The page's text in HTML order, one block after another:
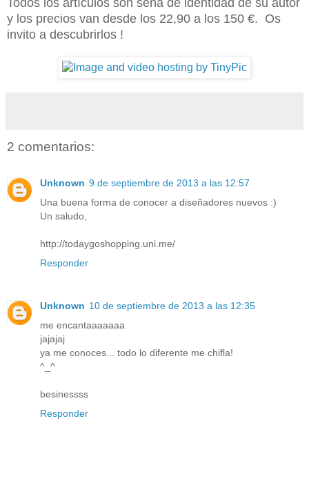
Todos los artículos son seña de identidad de su autor
y los precios van desde los 22,90 a los 150 €. Os
invito a descubrirlos !
2 comentarios:
Unknown 9 de septiembre de 2013 a las 12:57
Una buena forma de conocer a diseñadores nuevos :)
Un saludo,
http://todaygoshopping.uni.me/
Responder
Unknown 10 de septiembre de 2013 a las 12:35
me encantaaaaaaa
jajajaj
ya me conoces... todo lo diferente me chifla!
^_^
besinessss
Responder